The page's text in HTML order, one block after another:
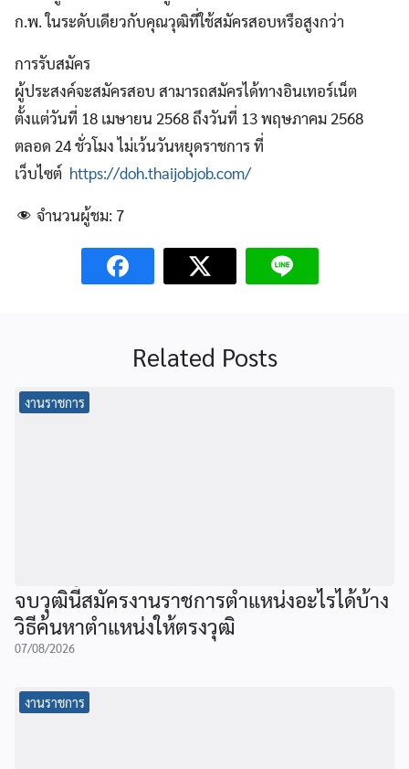
ก.พ. ในระดับเดียวกับคุณวุฒิที่ใช้สมัครสอบหรือสูงกว่า
การรับสมัคร
ผู้ประสงค์จะสมัครสอบ สามารถสมัครได้ทางอินเทอร์เน็ต
ตั้งแต่วันที่ 18 เมษายน 2568 ถึงวันที่ 13 พฤษภาคม 2568
ตลอด 24 ชั่วโมง ไม่เว้นวันหยุดราชการ ที่
เว็บไซต์ https://doh.thaijobjob.com/
จำนวนผู้ชม: 7
Related Posts
งานราชการ
จบวุฒินี้สมัครงานราชการตำแหน่งอะไรได้บ้าง
วิธีค้นหาตำแหน่งให้ตรงวุฒิ
07/08/2026
งานราชการ